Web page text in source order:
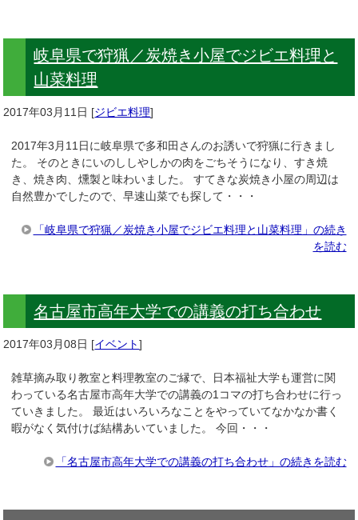
岐阜県で狩猟／炭焼き小屋でジビエ料理と
山菜料理
2017年03月11日 [ジビエ料理]
2017年3月11日に岐阜県で多和田さんのお誘いで狩猟に行きまし
た。 そのときにいのししやしかの肉をごちそうになり、すき焼
き、焼き肉、燻製と味わいました。 すてきな炭焼き小屋の周辺は
自然豊かでしたので、早速山菜でも探して・・・
「岐阜県で狩猟／炭焼き小屋でジビエ料理と山菜料理」の続き
を読む
名古屋市高年大学での講義の打ち合わせ
2017年03月08日 [イベント]
雑草摘み取り教室と料理教室のご縁で、日本福祉大学も運営に関
わっている名古屋市高年大学での講義の1コマの打ち合わせに行っ
ていきました。 最近はいろいろなことをやっていてなかなか書く
暇がなく気付けば結構あいていました。 今回・・・
「名古屋市高年大学での講義の打ち合わせ」の続きを読む